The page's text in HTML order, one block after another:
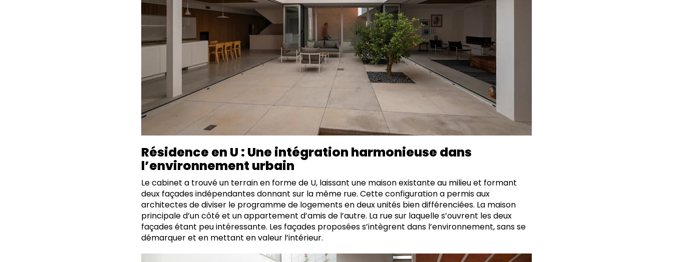
Résidence en U : Une intégration harmonieuse dans
l’environnement urbain
Le cabinet a trouvé un terrain en forme de U, laissant une maison existante au milieu et formant
deux façades indépendantes donnant sur la même rue. Cette configuration a permis aux
architectes de diviser le programme de logements en deux unités bien différenciées. La maison
principale d’un côté et un appartement d’amis de l’autre. La rue sur laquelle s’ouvrent les deux
façades étant peu intéressante. Les façades proposées s’intègrent dans l’environnement, sans se
démarquer et en mettant en valeur l’intérieur.